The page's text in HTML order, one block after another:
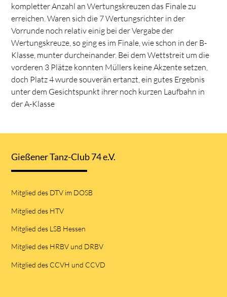
kompletter Anzahl an Wertungskreuzen das Finale zu
erreichen. Waren sich die 7 Wertungsrichter in der
Vorrunde noch relativ einig bei der Vergabe der
Wertungskreuze, so ging es im Finale, wie schon in der B-
Klasse, munter durcheinander. Bei dem Wettstreit um die
vorderen 3 Plätze konnten Müllers keine Akzente setzen,
doch Platz 4 wurde souverän ertanzt, ein gutes Ergebnis
unter dem Gesichtspunkt ihrer noch kurzen Laufbahn in
der A-Klasse
Gießener Tanz-Club 74 e.V.
Mitglied des DTV im DOSB
Mitglied des HTV
Mitglied des LSB Hessen
Mitglied des HRBV und DRBV
Mitglied des CCVH und CCVD